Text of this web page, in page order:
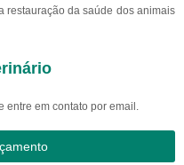
restauração da saúde dos animais
entre em contato por email.